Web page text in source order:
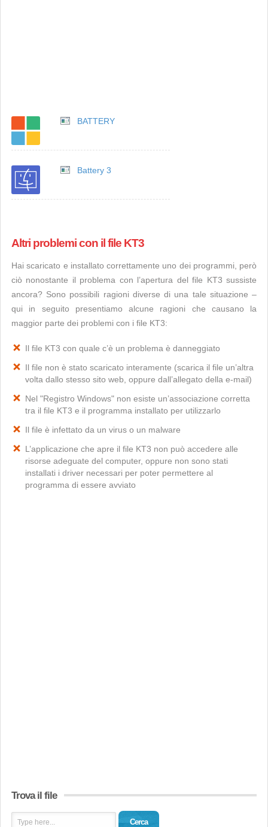
BATTERY
Battery 3
Altri problemi con il file KT3
Hai scaricato e installato correttamente uno dei programmi, però
ciò nonostante il problema con l’apertura del file KT3 sussiste
ancora? Sono possibili ragioni diverse di una tale situazione –
qui in seguito presentiamo alcune ragioni che causano la
maggior parte dei problemi con i file KT3:
Il file KT3 con quale c’è un problema è danneggiato
Il file non è stato scaricato interamente (scarica il file un’altra
volta dallo stesso sito web, oppure dall’allegato della e-mail)
Nel "Registro Windows" non esiste un’associazione corretta
tra il file KT3 e il programma installato per utilizzarlo
Il file è infettato da un virus o un malware
L’applicazione che apre il file KT3 non può accedere alle
risorse adeguate del computer, oppure non sono stati
installati i driver necessari per poter permettere al
programma di essere avviato
Trova il file
Cerca